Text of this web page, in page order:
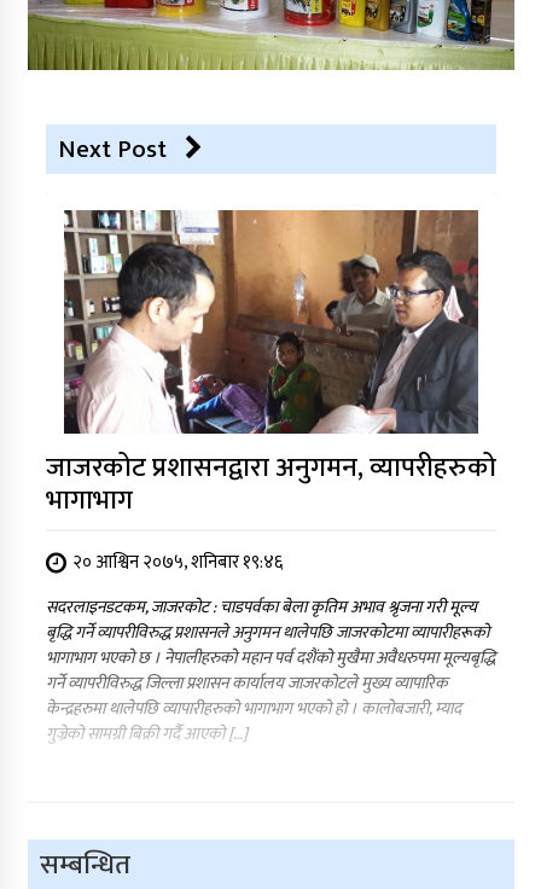
Next Post
जाजरकोट प्रशासनद्वारा अनुगमन, व्यापरीहरुको
भागाभाग
२० आश्विन २०७५, शनिबार १९:४६
सदरलाइनडटकम, जाजरकोट : चाडपर्वका बेला कृतिम अभाव श्रृजना गरी मूल्य
बृद्धि गर्ने व्यापरीविरुद्ध प्रशासनले अनुगमन थालेपछि जाजरकोटमा व्यापारीहरूको
भागाभाग भएको छ । नेपालीहरुको महान पर्व दशैंको मुखैमा अवैधरुपमा मूल्यबृद्धि
गर्ने व्यापरीविरुद्ध जिल्ला प्रशासन कार्यालय जाजरकोटले मुख्य व्यापारिक
केन्द्रहरुमा थालेपछि व्यापारीहरुको भागाभाग भएको हो । कालोबजारी, म्याद
गुज्रेको सामग्री बिक्री गर्दै आएको […]
सम्बन्धित